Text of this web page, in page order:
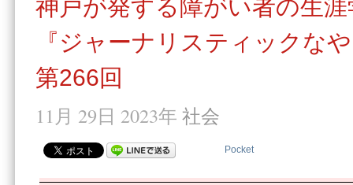
神戸が発する障がい者の生
『ジャーナリスティックな
第266回
11月 29日 2023年 社会
Pocket